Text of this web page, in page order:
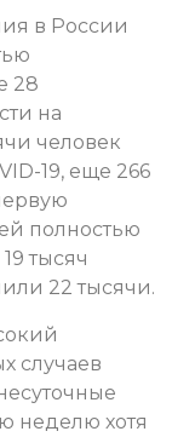
в России
28
на
человек
19, еще 266
полностью
тысяч
22 тысячи.
случаев
неделю хотя